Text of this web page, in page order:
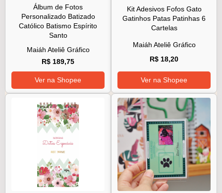
Álbum de Fotos
Personalizado Batizado
Católico Batismo Espírito
Santo
Maiáh Ateliê Gráfico
R$ 189,75
Ver na Shopee
Kit Adesivos Fofos Gato
Gatinhos Patas Patinhas 6
Cartelas
Maiáh Ateliê Gráfico
R$ 18,20
Ver na Shopee